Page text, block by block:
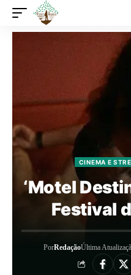
CINEMA E
‘Motel
Festival
PorRedaçãoÚltima